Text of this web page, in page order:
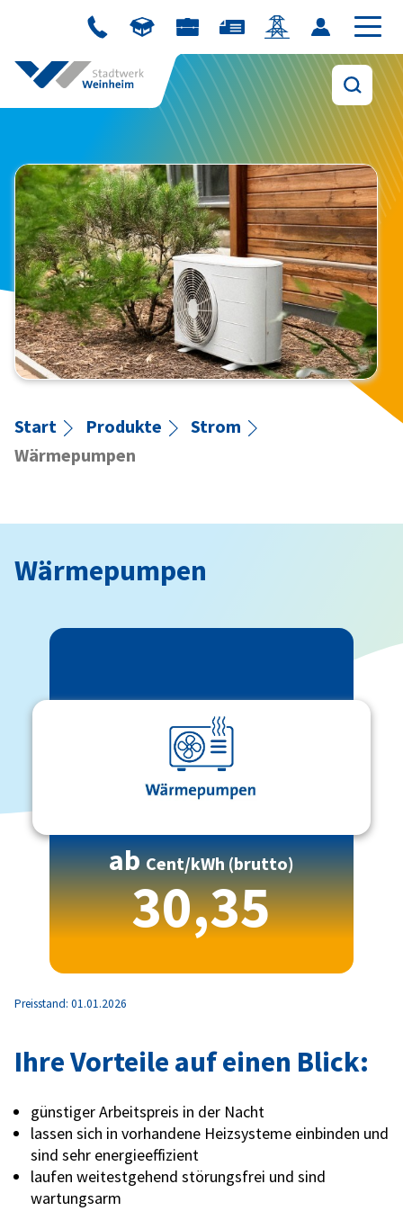
Start Produkte
Strom
Wärmepumpen
Wärmepumpen
abCent/kWh (brutto)
30,35
Preisstand: 01.01.2026
Ihre Vorteile auf einen Blick:
günstiger Arbeitspreis in der Nacht
lassen sich in vorhandene Heizsysteme einbinden und
sind sehr energieeffizient
laufen weitestgehend störungsfrei und sind
wartungsarm